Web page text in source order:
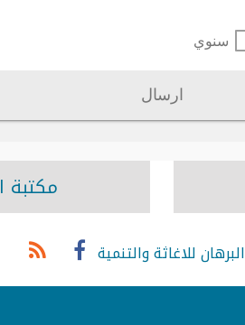
سنوي
ارسال
مكتبة
البرهان للاغاثة والتنمية